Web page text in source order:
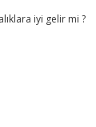
iyi gelir mi ?